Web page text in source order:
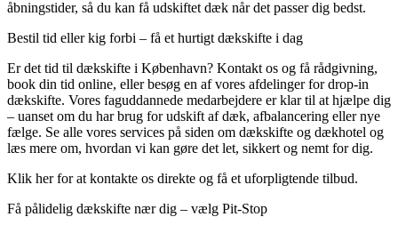
åbningstider, så du kan få udskiftet dæk når det passer dig bedst.
Bestil tid eller kig forbi – få et hurtigt dækskifte i dag
Er det tid til dækskifte i København? Kontakt os og få rådgivning,
book din tid online, eller besøg en af vores afdelinger for drop-in
dækskifte. Vores faguddannede medarbejdere er klar til at hjælpe dig
– uanset om du har brug for udskift af dæk, afbalancering eller nye
fælge. Se alle vores services på siden om dækskifte og dækhotel og
læs mere om, hvordan vi kan gøre det let, sikkert og nemt for dig.
Klik her for at kontakte os direkte og få et uforpligtende tilbud.
Få pålidelig dækskifte nær dig – vælg Pit-Stop